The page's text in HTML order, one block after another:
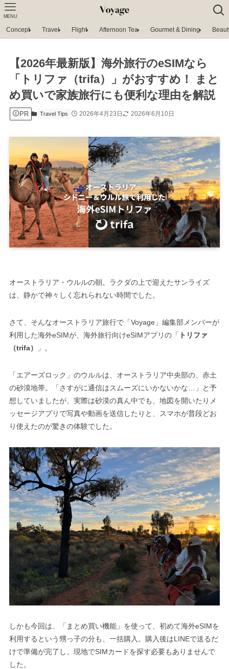
MENU
Concept Travel Flight Afternoon Tea Gourmet & Dining
【2026年最新版】海外旅行のeSIMなら
「トリファ（trifa）」がおすすめ！ まと
め買いで家族旅行にも便利な理由を解説
PR Travel Tips 2026年4月23日 2026年6月10日
オーストラリア・ウルルの朝。ラクダの上で迎えたサンライズ
は、静かで神々しく忘れられない時間でした。
さて、そんなオーストラリア旅行で「Voyage」編集部メンバーが
利用した海外eSIMが、海外旅行向けeSIMアプリの「 トリファ
（trifa）
」。
「エアーズロック」のウルルは、オーストラリア中央部の、赤土
の砂漠地帯。「さすがに通信はスムーズにいかないかな…」と予
想していましたが、実際は砂漠の真ん中でも、地図を開いたりメ
ッセージアプリで写真や動画を送信したりと、スマホが普段どお
り使えたのが驚きの体験でした。
しかも今回は、「まとめ買い機能」を使って、初めて海外eSIMを
利用するという甥っ子の分も、一括購入。購入後はLINEで送るだ
けで準備が完了し、現地でSIMカードを探す必要もありませんで
した。